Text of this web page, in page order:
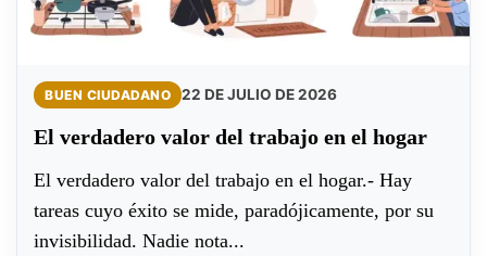
BUEN CIUDADANO 22 DE JULIO DE 2026
El verdadero valor del trabajo en el hogar
El verdadero valor del trabajo en el hogar.- Hay
tareas cuyo éxito se mide, paradójicamente, por su
invisibilidad. Nadie nota...